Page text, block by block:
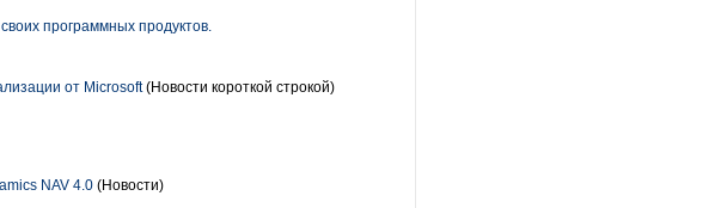
программных продуктов.
от Microsoft(Новости короткой строкой)
NAV 4.0 (Новости)